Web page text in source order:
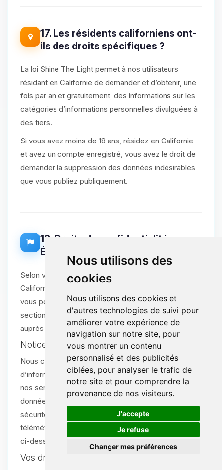
Nous utilisons des
cookies
Nous utilisons des cookies et
d'autres technologies de suivi pour
améliorer votre expérience de
navigation sur notre site, pour
vous montrer un contenu
personnalisé et des publicités
ciblées, pour analyser le trafic de
notre site et pour comprendre la
provenance de nos visiteurs.
J'accepte
Je refuse
Changer mes préférences
17. Les résidents californiens ont-
ils des droits spécifiques ?
La loi Shine The Light permet à nos utilisateurs
résidant en Californie de demander et d’obtenir, une
fois par an et gratuitement, des informations sur les
catégories d’informations personnelles divulguées à
des tiers.
Si vous avez moins de 18 ans, résidez en Californie
et avez un compte enregistré, vous avez le droit de
demander la suppression des données indésirables
que vous publiez publiquement.
18. Droits de confidentialité aux
États-Unis (dont CPRA Californie)
Selon votre État de résidence aux États-Unis (ex.
Californie, Virginie, Colorado, Connecticut, Utah),
vous pouvez disposer de droits spécifiques. Cette
section explique ces droits et comment les exercer
auprès de nous.
Notice lors de la collecte
Nous collectons uniquement le minimum
d’informations personnelles nécessaires pour fournir
nos services (prénom, nom, email), ainsi que des
données techniques strictement indispensables à la
sécurité et au fonctionnement (ex. journaux IP,
télémétrie pour l’atténuation DDoS). Voir les sections
ci-dessus pour le détail.
Vos droits (États-Unis)
🍪